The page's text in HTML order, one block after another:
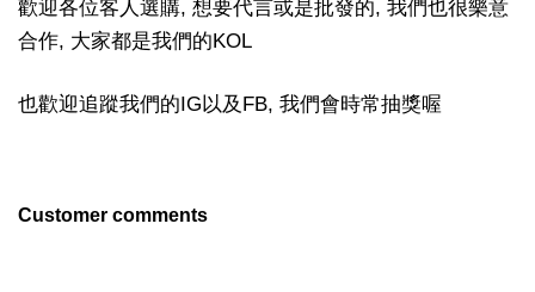
歡迎各位客人選購, 想要代言或是批發的, 我們也很樂意
合作, 大家都是我們的KOL
也歡迎追蹤我們的IG以及FB, 我們會時常抽獎喔
Customer comments